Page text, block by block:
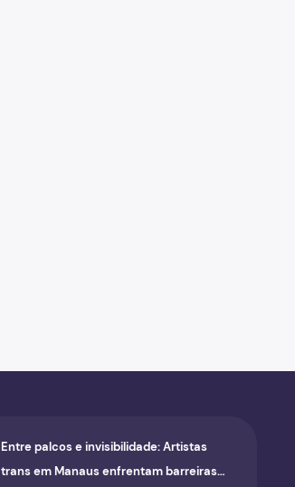
Entre palcos e invisibilidade: Artistas
trans em Manaus enfrentam barreiras